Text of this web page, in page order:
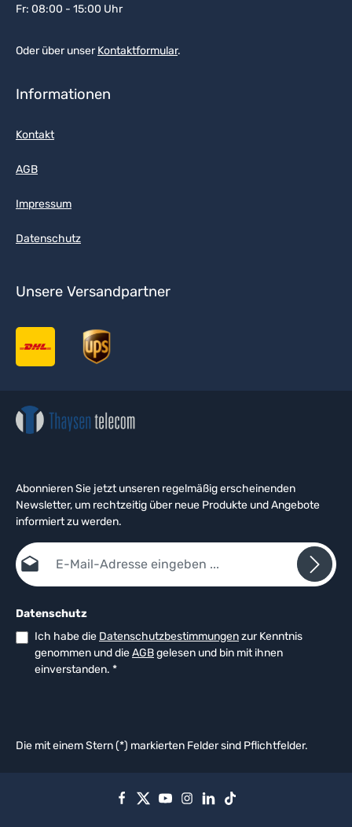
Fr: 08:00 - 15:00 Uhr
Oder über unserKontaktformular.
Informationen
Kontakt
AGB
Impressum
Datenschutz
Unsere Versandpartner
Abonnieren Sie jetzt unseren regelmäßig erscheinenden
Newsletter, um rechtzeitig über neue Produkte und Angebote
informiert zu werden.
E-Mail-Adresse*
Datenschutz
Ich habe die Datenschutzbestimmungenzur Kenntnis
genommen und dieAGBgelesen und bin mit ihnen
einverstanden. *
Die mit einem Stern (*) markierten Felder sind Pflichtfelder.